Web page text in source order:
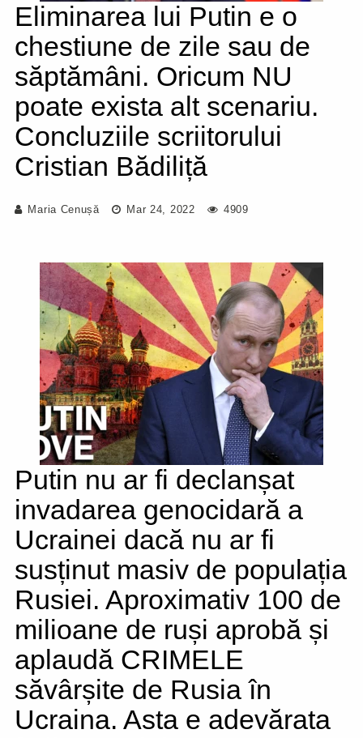
Eliminarea lui Putin e o
chestiune de zile sau de
săptămâni. Oricum NU
poate exista alt scenariu.
Concluziile scriitorului
Cristian Bădiliță
Maria Cenușă Mar 24, 2022 4909
Putin nu ar fi declanșat
invadarea genocidară a
Ucrainei dacă nu ar fi
susținut masiv de populația
Rusiei. Aproximativ 100 de
milioane de ruși aprobă și
aplaudă CRIMELE
săvârșite de Rusia în
Ucraina. Asta e adevărata